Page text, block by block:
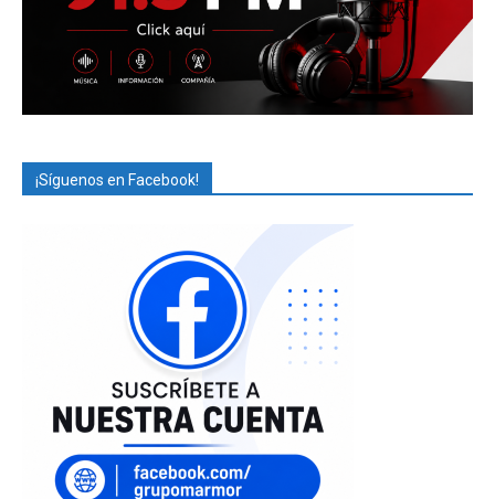
¡Síguenos en Facebook!